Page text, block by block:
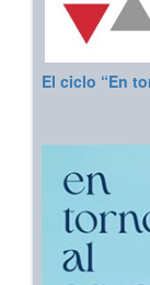
El ciclo “En